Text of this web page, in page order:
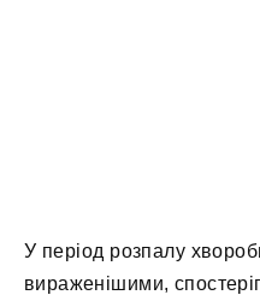
У період розпалу
вираженішими,